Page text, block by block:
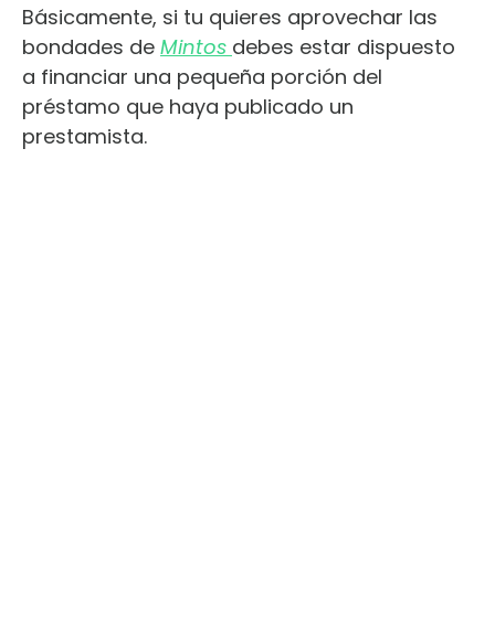
Básicamente, si tu quieres aprovechar las
bondades de Mintos debes estar dispuesto
a financiar una pequeña porción del
préstamo que haya publicado un
prestamista.